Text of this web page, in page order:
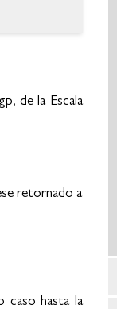
de la Escala
retornado a
caso hasta la